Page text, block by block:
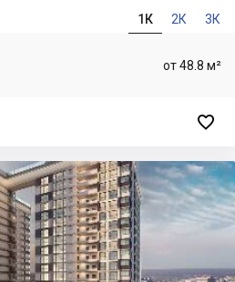
1К 2К 3К
от 48.8 м²
